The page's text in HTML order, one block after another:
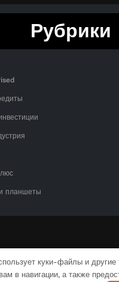
Рубрики
планшеты
наWordPress|
куки-файлы и другие
в навигации, а также